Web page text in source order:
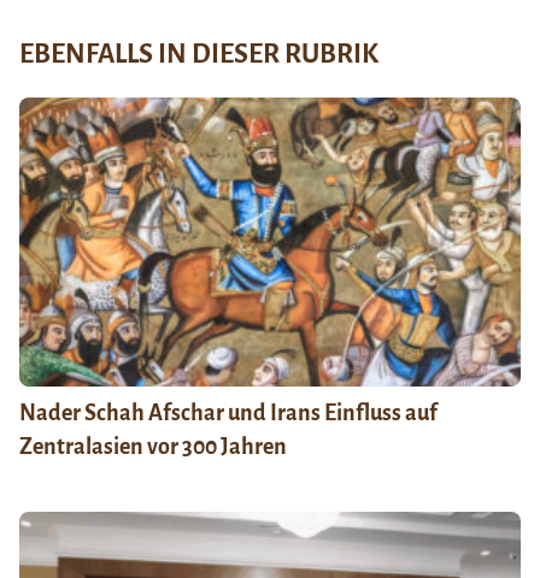
EBENFALLS IN DIESER RUBRIK
Nader Schah Afschar und Irans Einfluss auf
Zentralasien vor 300 Jahren